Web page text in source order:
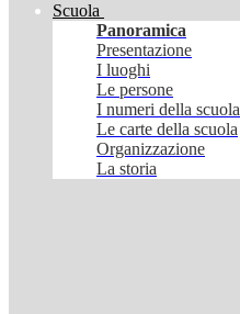
Scuola
Panoramica
Presentazione
I luoghi
Le persone
I numeri della scuola
Le carte della scuola
Organizzazione
La storia